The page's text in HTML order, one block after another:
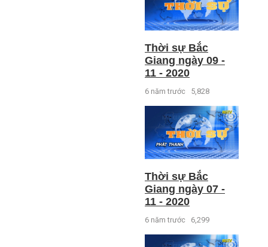
Thời sự Bắc
Giang ngày 09 -
11 - 2020
6 năm trước 5,828
Thời sự Bắc
Giang ngày 07 -
11 - 2020
6 năm trước 6,299